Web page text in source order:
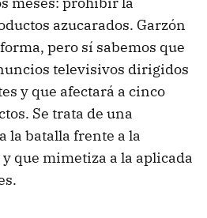
azucarados. Garzón
pero sí sabemos que
televisivos dirigidos
y que afectará a cinco
Se trata de una
la batalla frente a la
que mimetiza a la aplicada